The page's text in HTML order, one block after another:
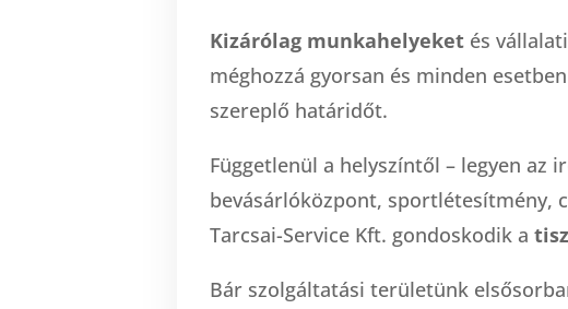
Kizárólag munkahelyeket és
méghozzá gyorsan és minden
szereplő határidőt.
Függetlenül a helyszíntől – legyen az
bevásárlóközpont, sportlétesítmény,
Tarcsai-Service Kft. gondoskodik a
Bár szolgáltatási területünk